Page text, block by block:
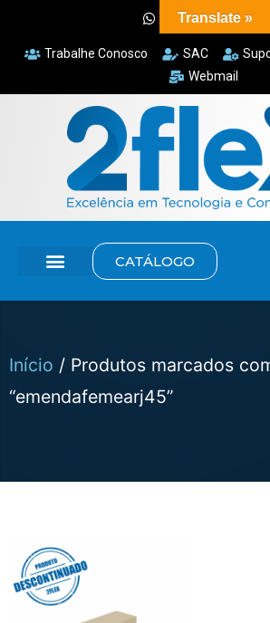
Trabalhe Conosco SAC
Webmail
CATÁLOGO
Início / Produtos marcados
“emendafemearj45”
Translate »